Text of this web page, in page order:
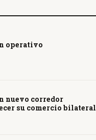
operativo
nuevo corredor
su comercio bilateral